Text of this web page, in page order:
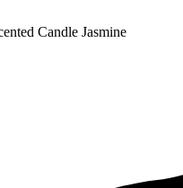
Candle Jasmine